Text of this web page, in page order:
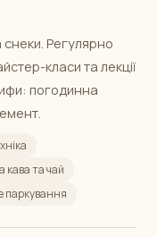
снеки. Регулярно
класи та лекції
погодинна
кава та чай
паркування